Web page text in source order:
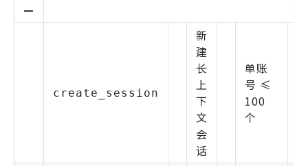
—
create_session
新
建
长
上
下
文
会
话
单账
号 ≤
100
个